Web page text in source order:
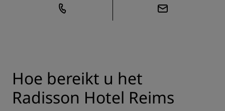
Hoe bereikt u het
Radisson Hotel Reims